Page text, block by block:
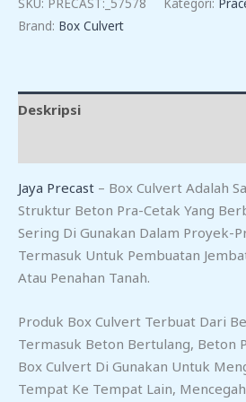
TB
SKU: PRECAST:_57578 Kategori:
Brand: Box Culvert
Deskripsi
Jaya Precast – Box Culvert Adalah
Struktur Beton Pra-Cetak Yang
Sering Di Gunakan Dalam Proyek-
Termasuk Untuk Pembuatan
Atau Penahan Tanah.
Produk Box Culvert Terbuat Dari
Termasuk Beton Bertulang, Beton
Box Culvert Di Gunakan Untuk
Tempat Ke Tempat Lain,